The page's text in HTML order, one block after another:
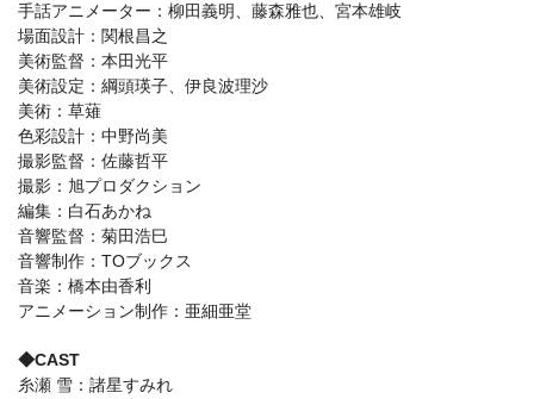
手話アニメーター：柳田義明、藤森雅也、宮本雄岐
場面設計：関根昌之
美術監督：本田光平
美術設定：綱頭瑛子、伊良波理沙
美術：草薙
色彩設計：中野尚美
撮影監督：佐藤哲平
撮影：旭プロダクション
編集：白石あかね
音響監督：菊田浩巳
音響制作：TOブックス
音楽：橋本由香利
アニメーション制作：亜細亜堂
◆CAST
糸瀬 雪：諸星すみれ